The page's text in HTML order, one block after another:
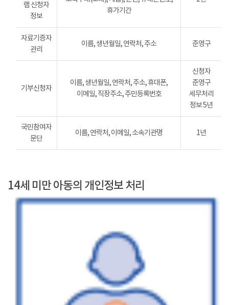
램 신청자
정보
휴가기간
자료기증자
관리
이름, 생년월일, 연락처, 주소 준영구
기부신청자
이름, 생년월일, 연락처, 주소, 휴대폰,
이메일, 직장주소, 주민등록번호
신청자
준영구
세무처리
정보 5년
국민참여자
문단
이름, 연락처, 이메일, 소속기관명 1년
14세 미만 아동의 개인정보 처리